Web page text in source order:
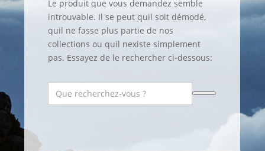
Le produit que vous demandez semble
introuvable. Il se peut quil soit démodé,
quil ne fasse plus partie de nos
collections ou quil nexiste simplement
pas. Essayez de le rechercher ci-dessous: